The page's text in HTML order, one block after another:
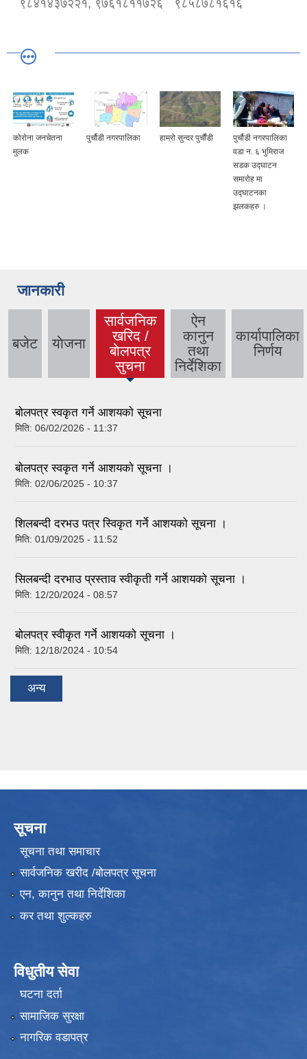
९८४१४३७२२१, ९७६१८११७२६ ९८५८७८१६१६
कोराेना जनचेतना
मुलक
पुर्चौडी नगरपालिका हाम्रो सुन्दर पुर्चौंडी
पुर्चौडी नगरपालिका
वडा न. ६ भुमिराज
सडक उद्घ‍ाटन
समारोह मा
उद्घ‍ाटनका
झलकहरु ।
जानकारी
बजेट याेजना
सार्वजनिक
खरिद /
बाेलपत्र
सुचना
(active
tab)
ऐन
कानुन
तथा
निर्देशिका
कार्यापालिका
निर्णय
बाेलपत्र स्वकृत गर्ने आशयकाे सूचना
मिति: 06/02/2026 - 11:37
बाेलपत्र स्वकृत गर्ने आशयकाे सूचना ।
मिति: 02/06/2025 - 10:37
शिलबन्दी दरभउ पत्र स्विकृत गर्ने आशयकाे सूचना ।
मिति: 01/09/2025 - 11:52
सिलबन्दी दरभाउ प्रस्ताव स्वीकृती गर्ने आशयकाे सूचना ।
मिति: 12/20/2024 - 08:57
बोलपत्र स्वीकृत गर्ने आशयको सूचना ।
मिति: 12/18/2024 - 10:54
अन्य
सूचना
सूचना तथा समाचार
सार्वजनिक खरीद /बोलपत्र सूचना
एन, कानुन तथा निर्देशिका
कर तथा शुल्कहरु
विधुतीय सेवा
घटना दर्ता
सामाजिक सुरक्षा
नागरिक वडापत्र